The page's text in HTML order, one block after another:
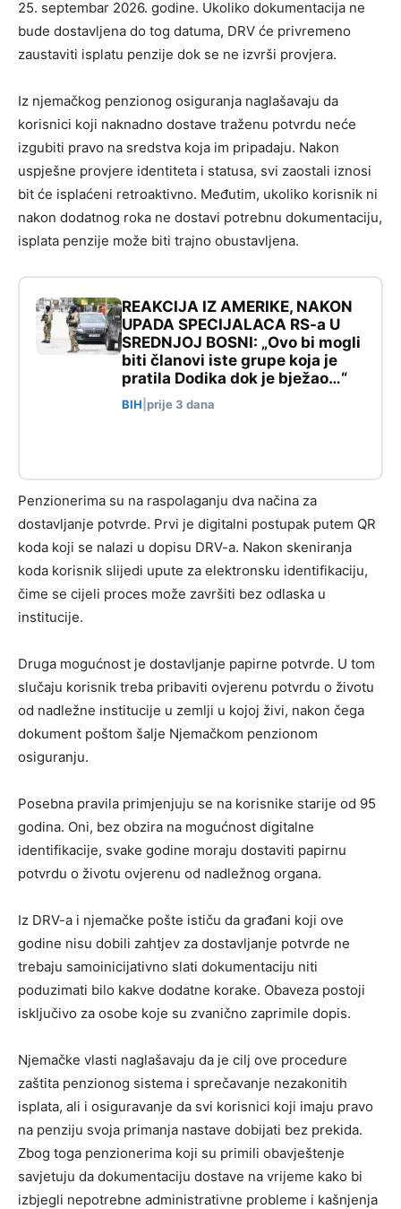
25. septembar 2026. godine. Ukoliko dokumentacija ne
bude dostavljena do tog datuma, DRV će privremeno
zaustaviti isplatu penzije dok se ne izvrši provjera.
Iz njemačkog penzionog osiguranja naglašavaju da
korisnici koji naknadno dostave traženu potvrdu neće
izgubiti pravo na sredstva koja im pripadaju. Nakon
uspješne provjere identiteta i statusa, svi zaostali iznosi
bit će isplaćeni retroaktivno. Međutim, ukoliko korisnik ni
nakon dodatnog roka ne dostavi potrebnu dokumentaciju,
isplata penzije može biti trajno obustavljena.
REAKCIJA IZ AMERIKE, NAKON
UPADA SPECIJALACA RS-a U
SREDNJOJ BOSNI: „Ovo bi mogli
biti članovi iste grupe koja je
pratila Dodika dok je bježao…“
BIH prije 3 dana
Penzionerima su na raspolaganju dva načina za
dostavljanje potvrde. Prvi je digitalni postupak putem QR
koda koji se nalazi u dopisu DRV-a. Nakon skeniranja
koda korisnik slijedi upute za elektronsku identifikaciju,
čime se cijeli proces može završiti bez odlaska u
institucije.
Druga mogućnost je dostavljanje papirne potvrde. U tom
slučaju korisnik treba pribaviti ovjerenu potvrdu o životu
od nadležne institucije u zemlji u kojoj živi, nakon čega
dokument poštom šalje Njemačkom penzionom
osiguranju.
Posebna pravila primjenjuju se na korisnike starije od 95
godina. Oni, bez obzira na mogućnost digitalne
identifikacije, svake godine moraju dostaviti papirnu
potvrdu o životu ovjerenu od nadležnog organa.
Iz DRV-a i njemačke pošte ističu da građani koji ove
godine nisu dobili zahtjev za dostavljanje potvrde ne
trebaju samoinicijativno slati dokumentaciju niti
poduzimati bilo kakve dodatne korake. Obaveza postoji
isključivo za osobe koje su zvanično zaprimile dopis.
Njemačke vlasti naglašavaju da je cilj ove procedure
zaštita penzionog sistema i sprečavanje nezakonitih
isplata, ali i osiguravanje da svi korisnici koji imaju pravo
na penziju svoja primanja nastave dobijati bez prekida.
Zbog toga penzionerima koji su primili obavještenje
savjetuju da dokumentaciju dostave na vrijeme kako bi
izbjegli nepotrebne administrativne probleme i kašnjenja